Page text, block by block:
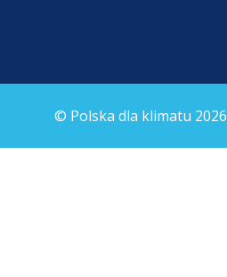
© Polska dla klimatu 2026